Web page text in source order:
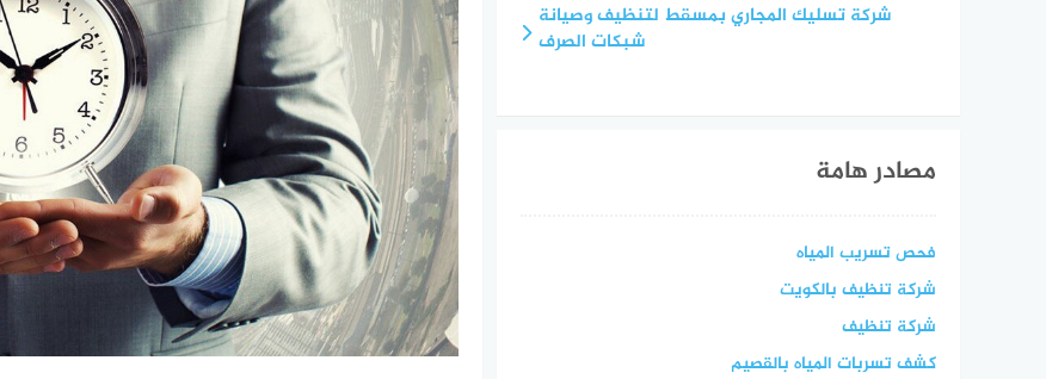
شركة تسليك المجاري بمسقط لتنظيف وصيانة
شبكات الصرف
مصادر هامة
فحص تسريب المياه
شركة تنظيف بالكويت
شركة تنظيف
كشف تسربات المياه بالقصيم